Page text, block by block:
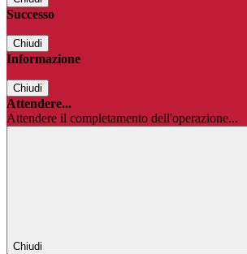
Successo
Chiudi
Informazione
Chiudi
Attendere...
Attendere il completamento dell'operazione...
Chiudi